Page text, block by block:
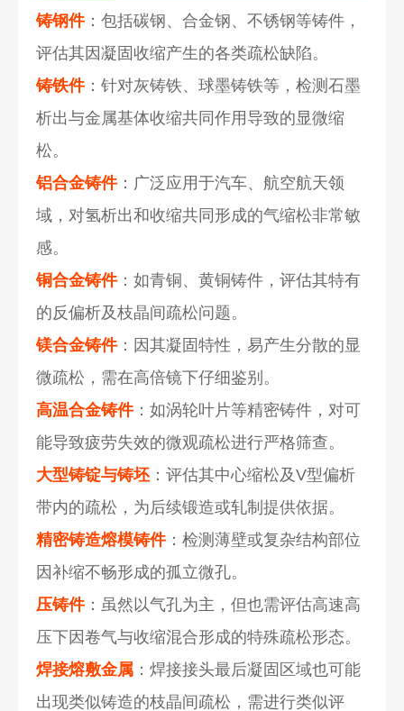
铸钢件：包括碳钢、合金钢、不锈钢等铸件，
评估其因凝固收缩产生的各类疏松缺陷。
铸铁件：针对灰铸铁、球墨铸铁等，检测石墨
析出与金属基体收缩共同作用导致的显微缩
松。
铝合金铸件：广泛应用于汽车、航空航天领
域，对氢析出和收缩共同形成的气缩松非常敏
感。
铜合金铸件：如青铜、黄铜铸件，评估其特有
的反偏析及枝晶间疏松问题。
镁合金铸件：因其凝固特性，易产生分散的显
微疏松，需在高倍镜下仔细鉴别。
高温合金铸件：如涡轮叶片等精密铸件，对可
能导致疲劳失效的微观疏松进行严格筛查。
大型铸锭与铸坯 ：评估其中心缩松及V型偏析
带内的疏松，为后续锻造或轧制提供依据。
精密铸造熔模铸件：检测薄壁或复杂结构部位
因补缩不畅形成的孤立微孔。
压铸件：虽然以气孔为主，但也需评估高速高
压下因卷气与收缩混合形成的特殊疏松形态。
焊接熔敷金属 ：焊接接头最后凝固区域也可能
出现类似铸造的枝晶间疏松，需进行类似评